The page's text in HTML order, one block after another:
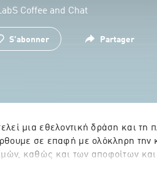
Coffee and Chat
S'abonner Partager
μια εθελοντική δράση και τη
σε επαφή με ολόκληρη την
καθώς και των αποφοίτων